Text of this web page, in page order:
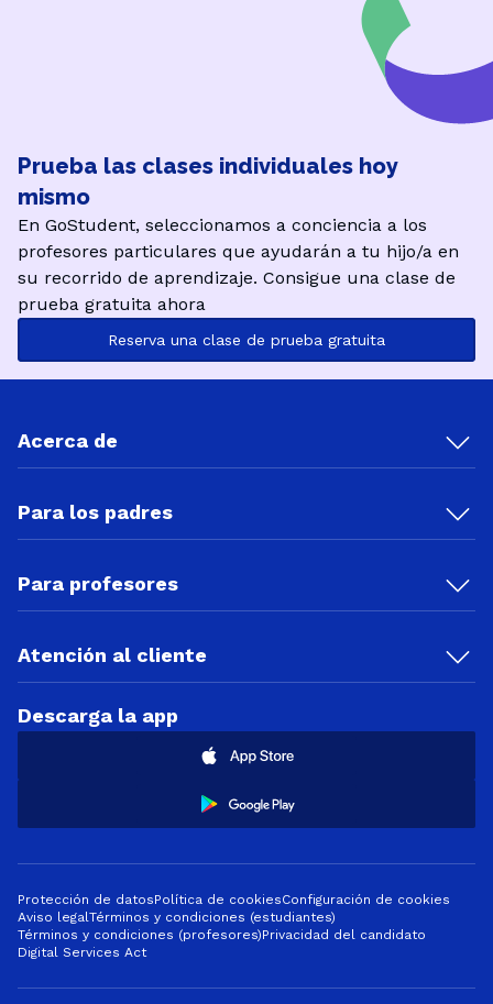
Prueba las clases individuales hoy
mismo
En GoStudent, seleccionamos a conciencia a los
profesores particulares que ayudarán a tu hijo/a en
su recorrido de aprendizaje. Consigue una clase de
prueba gratuita ahora
Reserva una clase de prueba gratuita
Acerca de
Para los padres
Para profesores
Atención al cliente
Descarga la app
Protección de datosPolítica de cookiesConfiguración de cookies
Aviso legalTérminos y condiciones (estudiantes)
Términos y condiciones (profesores)Privacidad del candidato
Digital Services Act